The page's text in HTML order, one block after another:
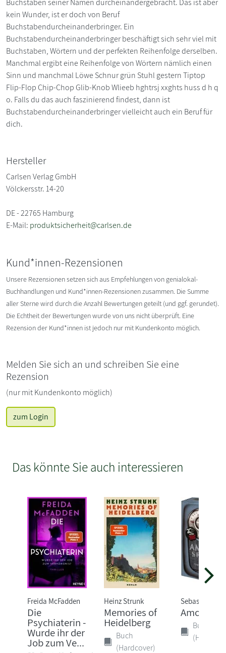
kein Wunder, ist er doch von Beruf
Buchstabendurcheinanderbringer. Ein
Buchstabendurcheinanderbringer beschäftigt sich sehr viel mit
Buchstaben, Wörtern und der perfekten Reihenfolge derselben.
Manchmal ergibt eine Reihenfolge von Wörtern nämlich einen
Sinn und manchmal Löwe Schnur grün Stuhl gestern Tiptop
Flip-Flop Chip-Chop Glib-Knob Wlieeb hghtrsj xxghts huss d h q
o. Falls du das auch faszinierend findest, dann ist
Buchstabendurcheinanderbringer vielleicht auch ein Beruf für
dich.
Hersteller
Carlsen Verlag GmbH
Völckersstr. 14-20
DE - 22765 Hamburg
E-Mail: produktsicherheit@carlsen.de
Kund*innen-Rezensionen
Unsere Rezensionen setzen sich aus Empfehlungen von genialokal-
Buchhandlungen und Kund*innen-Rezensionen zusammen. Die Summe
aller Sterne wird durch die Anzahl Bewertungen geteilt (und ggf. gerundet).
Die Echtheit der Bewertungen wurde von uns nicht überprüft. Eine
Rezension der Kund*innen ist jedoch nur mit Kundenkonto möglich.
Melden Sie sich an und schreiben Sie eine
Rezension
(nur mit Kundenkonto möglich)
zum Login
Das könnte Sie auch interessieren
Freida McFadden
Die
Psychiaterin -
Wurde ihr der
Job zum Ve...
Heinz Strunk
Memories of
Heidelberg
Buch
(Hardcover)
Sebastian
Amokspiel
Buch